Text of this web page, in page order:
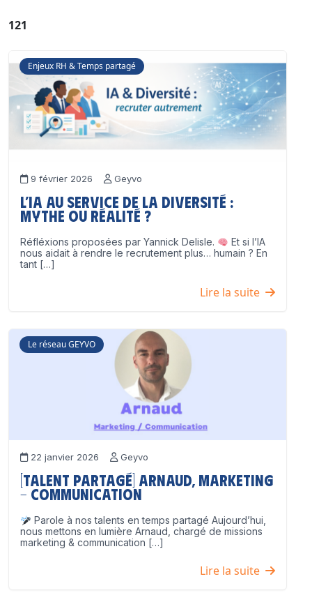
121
Enjeux RH & Temps partagé
9 février 2026 Geyvo
L’IA au service de la diversité :
mythe ou réalité ?
Réfléxions proposées par Yannick Delisle.
Et si l’IA
nous aidait à rendre le recrutement plus… humain ? En
tant […]
Lire la suite
Le réseau GEYVO
22 janvier 2026 Geyvo
[Talent partagé] Arnaud, Marketing
– Communication
Parole à nos talents en temps partagé Aujourd’hui,
nous mettons en lumière Arnaud, chargé de missions
marketing & communication […]
Lire la suite